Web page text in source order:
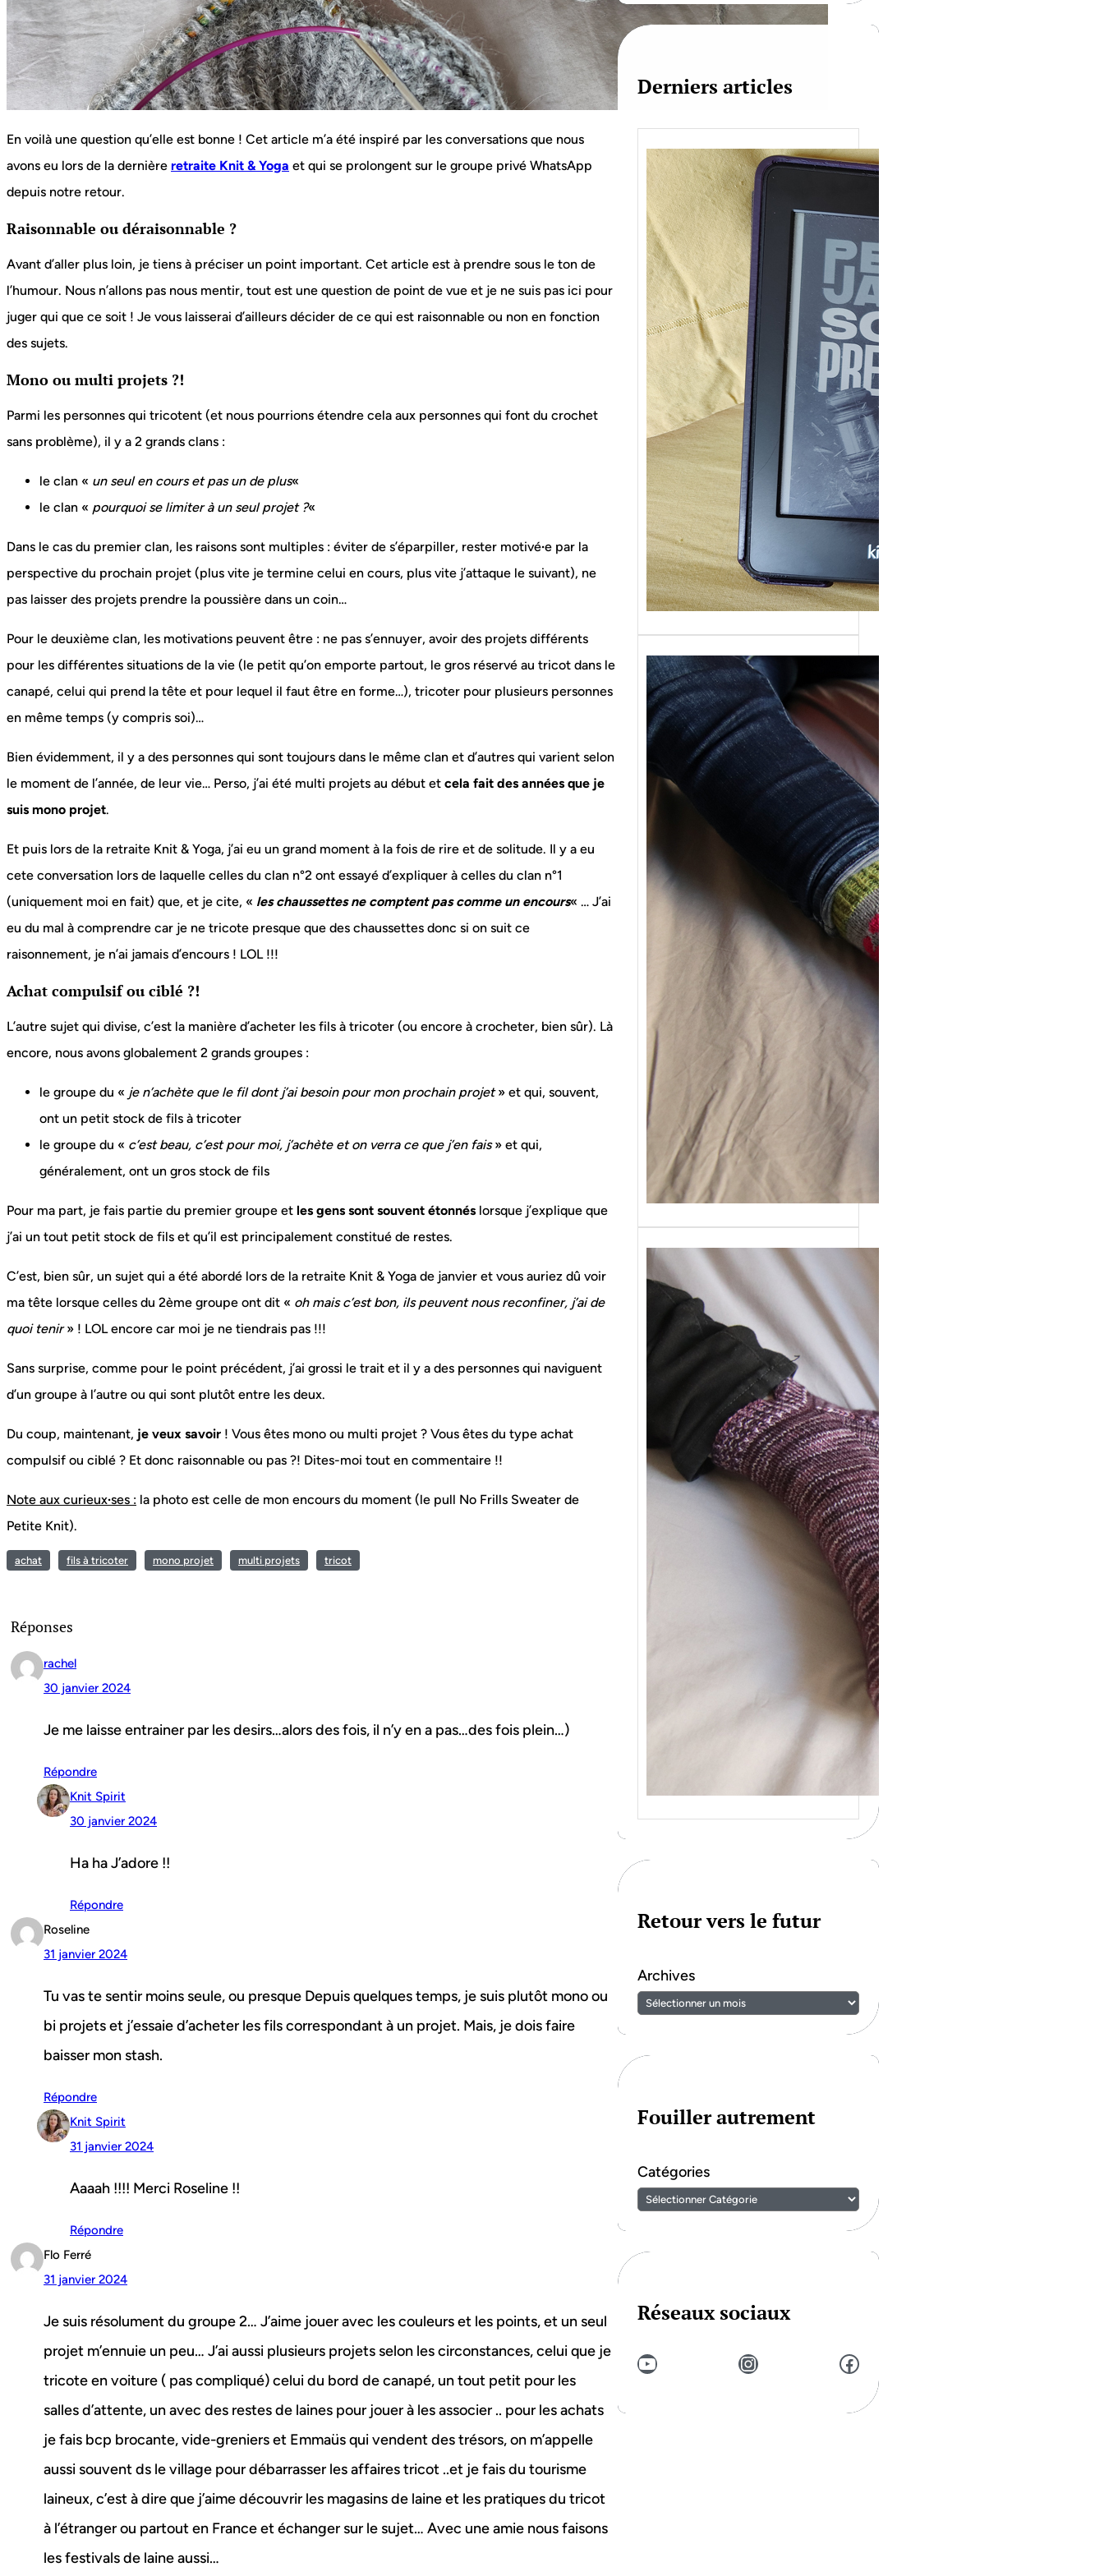
En voilà une question qu’elle est bonne ! Cet article m’a été inspiré par les conversations que nous
avons eu lors de la dernière retraite Knit & Yoga et qui se prolongent sur le groupe privé WhatsApp
depuis notre retour.
Raisonnable ou déraisonnable ?
Avant d’aller plus loin, je tiens à préciser un point important. Cet article est à prendre sous le ton de
l’humour. Nous n’allons pas nous mentir, tout est une question de point de vue et je ne suis pas ici pour
juger qui que ce soit ! Je vous laisserai d’ailleurs décider de ce qui est raisonnable ou non en fonction
des sujets.
Mono ou multi projets ?!
Parmi les personnes qui tricotent (et nous pourrions étendre cela aux personnes qui font du crochet
sans problème), il y a 2 grands clans :
le clan « un seul en cours et pas un de plus«
le clan « pourquoi se limiter à un seul projet ?«
Dans le cas du premier clan, les raisons sont multiples : éviter de s’éparpiller, rester motivé·e par la
perspective du prochain projet (plus vite je termine celui en cours, plus vite j’attaque le suivant), ne
pas laisser des projets prendre la poussière dans un coin…
Pour le deuxième clan, les motivations peuvent être : ne pas s’ennuyer, avoir des projets différents
pour les différentes situations de la vie (le petit qu’on emporte partout, le gros réservé au tricot dans le
canapé, celui qui prend la tête et pour lequel il faut être en forme…), tricoter pour plusieurs personnes
en même temps (y compris soi)…
Bien évidemment, il y a des personnes qui sont toujours dans le même clan et d’autres qui varient selon
le moment de l’année, de leur vie… Perso, j’ai été multi projets au début et cela fait des années que je
suis mono projet.
Et puis lors de la retraite Knit & Yoga, j’ai eu un grand moment à la fois de rire et de solitude. Il y a eu
cete conversation lors de laquelle celles du clan n°2 ont essayé d’expliquer à celles du clan n°1
(uniquement moi en fait) que, et je cite, « les chaussettes ne comptent pas comme un encours« … J’ai
eu du mal à comprendre car je ne tricote presque que des chaussettes donc si on suit ce
raisonnement, je n’ai jamais d’encours ! LOL !!!
Achat compulsif ou ciblé ?!
L’autre sujet qui divise, c’est la manière d’acheter les fils à tricoter (ou encore à crocheter, bien sûr). Là
encore, nous avons globalement 2 grands groupes :
le groupe du « je n’achète que le fil dont j’ai besoin pour mon prochain projet» et qui, souvent,
ont un petit stock de fils à tricoter
le groupe du « c’est beau, c’est pour moi, j’achète et on verra ce que j’en fais» et qui,
généralement, ont un gros stock de fils
Pour ma part, je fais partie du premier groupe et les gens sont souvent étonnés lorsque j’explique que
j’ai un tout petit stock de fils et qu’il est principalement constitué de restes.
C’est, bien sûr, un sujet qui a été abordé lors de la retraite Knit & Yoga de janvier et vous auriez dû voir
ma tête lorsque celles du 2ème groupe ont dit « oh mais c’est bon, ils peuvent nous reconfiner, j’ai de
quoi tenir» ! LOL encore car moi je ne tiendrais pas !!!
Sans surprise, comme pour le point précédent, j’ai grossi le trait et il y a des personnes qui naviguent
d’un groupe à l’autre ou qui sont plutôt entre les deux.
Du coup, maintenant, je veux savoir ! Vous êtes mono ou multi projet ? Vous êtes du type achat
compulsif ou ciblé ? Et donc raisonnable ou pas ?! Dites-moi tout en commentaire !!
Note aux curieux·ses : la photo est celle de mon encours du moment (le pull No Frills Sweater de
Petite Knit).
achat fils à tricoter mono projet multi projets tricot
Réponses
rachel
30 janvier 2024
Je me laisse entrainer par les desirs…alors des fois, il n’y en a pas…des fois plein…)
Répondre
Knit Spirit
30 janvier 2024
Ha ha J’adore !!
Répondre
Roseline
31 janvier 2024
Tu vas te sentir moins seule, ou presque Depuis quelques temps, je suis plutôt mono ou
bi projets et j’essaie d’acheter les fils correspondant à un projet. Mais, je dois faire
baisser mon stash.
Répondre
Knit Spirit
31 janvier 2024
Aaaah !!!! Merci Roseline !!
Répondre
Flo Ferré
31 janvier 2024
Je suis résolument du groupe 2… J’aime jouer avec les couleurs et les points, et un seul
projet m’ennuie un peu… J’ai aussi plusieurs projets selon les circonstances, celui que je
tricote en voiture ( pas compliqué) celui du bord de canapé, un tout petit pour les
salles d’attente, un avec des restes de laines pour jouer à les associer .. pour les achats
je fais bcp brocante, vide-greniers et Emmaüs qui vendent des trésors, on m’appelle
aussi souvent ds le village pour débarrasser les affaires tricot ..et je fais du tourisme
laineux, c’est à dire que j’aime découvrir les magasins de laine et les pratiques du tricot
à l’étranger ou partout en France et échanger sur le sujet… Avec une amie nous faisons
les festivals de laine aussi…
c
h
Derniers articles
Je bouquine #149
Sans grande surprise, j’ai
replongé dans la série
« Roy Grace »…
{Tricot} Flower
power socks
Ce patron a été
initialement créé pour les
membres de…
{Tricot} Le défi 2026 :
Je tricote mes
socquettes
C’est la 4ème année
consécutive que
j’organise un défi de…
Retour vers le futur
Archives
Fouiller autrement
Catégories
Réseaux sociaux
YouTube Instagram Facebook